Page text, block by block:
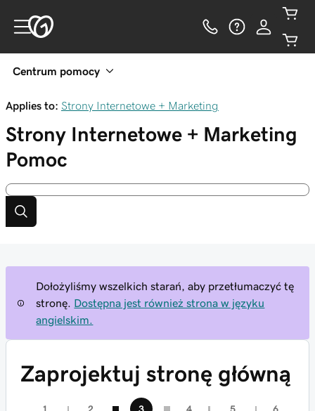
Centrum pomocy
Applies to: Strony Internetowe + Marketing
Strony Internetowe + Marketing
Pomoc
Dołożyliśmy wszelkich starań, aby przetłumaczyć tę
stronę.
Dostępna jest również strona w języku
angielskim.
Zaprojektuj stronę główną